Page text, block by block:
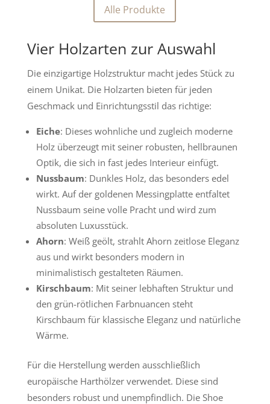
Alle Produkte
Vier Holzarten zur Auswahl
Die einzigartige Holzstruktur macht jedes Stück zu
einem Unikat. Die Holzarten bieten für jeden
Geschmack und Einrichtungsstil das richtige:
Eiche: Dieses wohnliche und zugleich moderne
Holz überzeugt mit seiner robusten, hellbraunen
Optik, die sich in fast jedes Interieur einfügt.
Nussbaum: Dunkles Holz, das besonders edel
wirkt. Auf der goldenen Messingplatte entfaltet
Nussbaum seine volle Pracht und wird zum
absoluten Luxusstück.
Ahorn: Weiß geölt, strahlt Ahorn zeitlose Eleganz
aus und wirkt besonders modern in
minimalistisch gestalteten Räumen.
Kirschbaum: Mit seiner lebhaften Struktur und
den grün-rötlichen Farbnuancen steht
Kirschbaum für klassische Eleganz und natürliche
Wärme.
Für die Herstellung werden ausschließlich
europäische Harthölzer verwendet. Diese sind
besonders robust und unempfindlich. Die Shoe